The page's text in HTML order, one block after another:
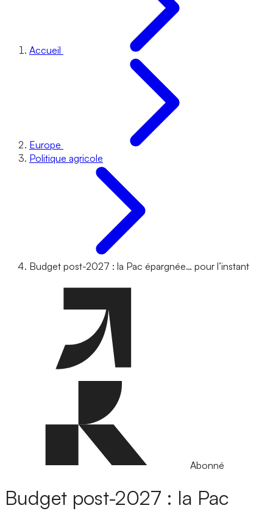
Accueil
Europe
Politique agricole
Budget post-2027 : la Pac épargnée… pour l’instant
Abonné
Budget post-2027 : la Pac